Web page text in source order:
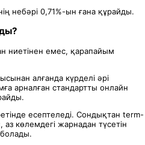
небәрі 0,71%-ын ғана құрайды.
ниетінен емес, қарапайым
алғанда күрделі әрі
арналған стандартты онлайн
есептеледі. Сондықтан term-
көлемдегі жарнадан түсетін